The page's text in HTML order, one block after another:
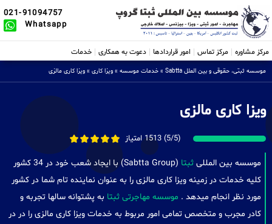
021-91094757
Whatsapp
مرکز مشاوره مرکز تماس امور قراردادها دعوت به همکاری خدمات
موسسه ثبتی، حقوقی و بین الملل Sabtta » خدمات موسسه » ویزا کاری » ویزا کاری مالزی
ویزا کاری مالزی
(5/5) 1513 امتیاز
موسسه بین المللی ثبتا
(Sabtta Group) با ایجاد شعب خود در 34 کشور
کلیه خدمات در زمینه ویزا کاری مالزی را به عنوان نماینده تام شما در کشور
مورد نظر انجام میدهد . موسسه مهاجرتی ثبتا به پشتوانه سالها تجربه و
کادر مجرب و متخصص تمامی امور مربوط به خدمات ویزا کاری مالزی را در در